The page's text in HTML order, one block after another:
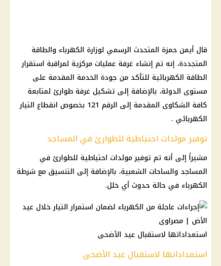
قال أيمن حمزة المتحدث الرسمي لوزارة الكهرباء والطاقة
المتجددة، إنه تم إنشاء غرفة عمليات مركزية لمراقبة استقرار
الطاقة الكهربائية للتأكد من جودة الخدمة المقدمة على
مستوى الدولة، بالإضافة إلى تشكيل غرفة طوارئ لمتابعة
كافة الشكاوى المقدمة إلى الرقم 121 بخصوص انقطاع التيار
الكهربائي .
توفير مولدات احتياطية للطوارئ في المساجد
مشيراً إلى أنه تم توفير مولدات احتياطية للطوارئ في
المساجد والساحات الشعبية، بالإضافة إلى التنسيق مع شرطة
الكهرباء في حالة حدوث أي خلل.
استعداداتها لاستقبال عيد الأضحى
استعداداتها لاستقبال عيد الأضحى